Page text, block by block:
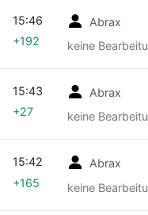
Abrax
keine
15:46
+192
Abrax
keine
15:43
+27
Abrax
keine
15:42
+165